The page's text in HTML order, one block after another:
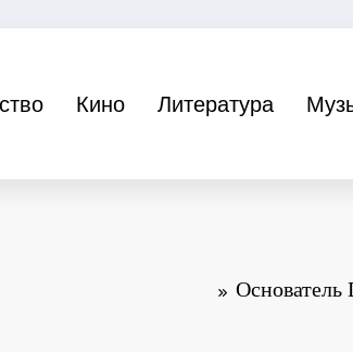
Кино Литература
Основатель